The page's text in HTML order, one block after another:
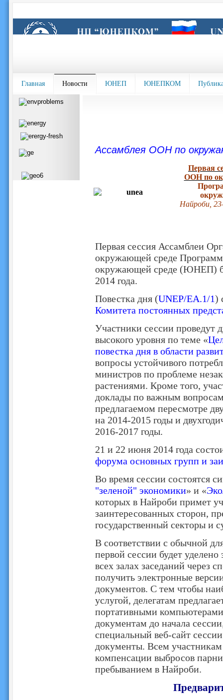
Главная Новости ЮНЕП ЮНЕПКОМ
Ассамблея ООН по
Первая
ООН по
Найроби,
Первая сессия Ассамблеи
окружающей среде
окружающей среде (ЮНЕП)
2014 года.
Повестка дня (UNEP/EA.1/1)
Комитета постоянных
Участники сессии проведут
высокого уровня по теме «
повестка дня в области
вопросы устойчивого
министров по проблеме
растениями. Кроме того,
доклады по важным
предлагаемом пересмотре
на 2014-2015 годы и
2016-2017 годы.
21 и 22 июня 2014 года
форума основных групп и
Во время сессии состоятся
"зеленой" экономики» и «
которых в Найроби примет
заинтересованных сторон,
государственный секторы и
В соответствии с обычной
первой сессии будет
всех залах заседаний через
получить электронные
документов. С тем чтобы
услугой, делегатам
портативными
документам до начала
специальный веб-сайт
документы. Всем участникам
компенсации выбросов
пребыванием в Найроби.